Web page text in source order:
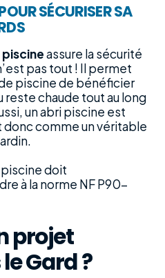
SÉCURISER SA
assure la sécurité
pas tout ! Il permet
piscine de bénéficier
reste chaude tout au long
un abri piscine est
comme un véritable
piscine doit
à la norme NF P90-
projet
Gard ?